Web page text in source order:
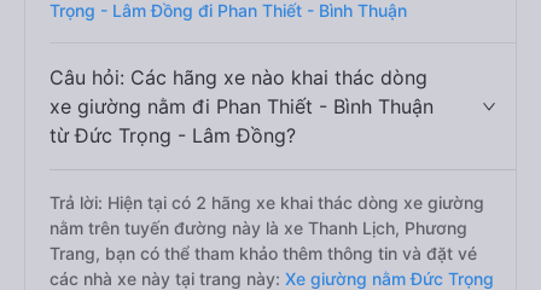
Trọng - Lâm Đồng đi Phan Thiết - Bình Thuận
Câu hỏi: Các hãng xe nào khai thác dòng
xe giường nằm đi Phan Thiết - Bình Thuận
từ Đức Trọng - Lâm Đồng?
Trả lời: Hiện tại có 2 hãng xe khai thác dòng xe giường
nằm trên tuyến đường này là xe Thanh Lịch, Phương
Trang, bạn có thể tham khảo thêm thông tin và đặt vé
các nhà xe này tại trang này: Xe giường nằm Đức Trọng